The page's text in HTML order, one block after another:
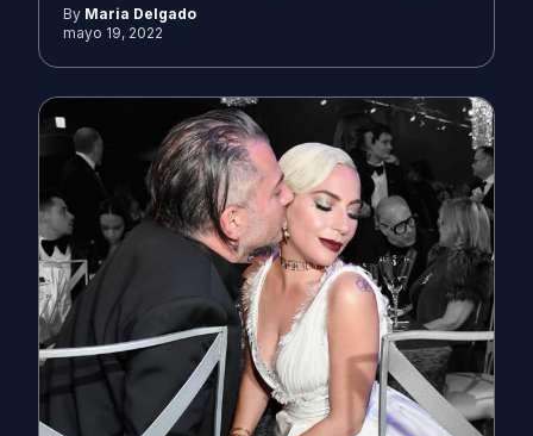
By Maria Delgado
mayo 19, 2022